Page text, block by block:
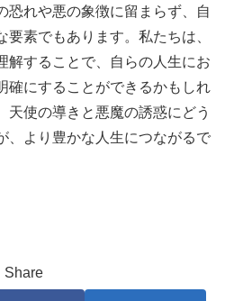
恐れや悪の象徴に留まらず、自
素でもあります。私たちは、
解することで、自らの人生にお
確にすることができるかもしれ
天使の導きと悪魔の誘惑にどう
、より豊かな人生につながるで
Share